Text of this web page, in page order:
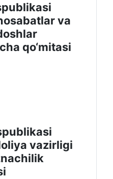
va
qo‘mitasi
vazirligi